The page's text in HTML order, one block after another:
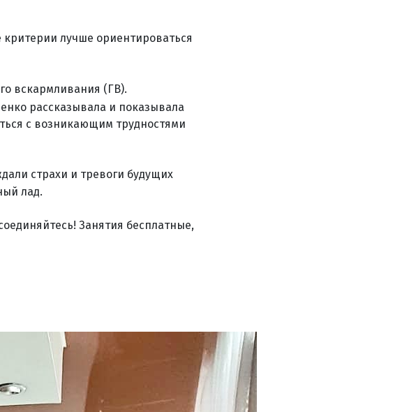
лучше ориентироваться
вскармливания (ГВ).
рассказывала и показывала
с возникающим трудностями
страхи и тревоги будущих
лад.
Занятия бесплатные,